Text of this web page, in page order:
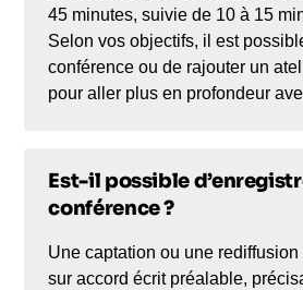
45 minutes, suivie de 10 à 15
Selon vos objectifs, il est
conférence ou de rajouter un
pour aller plus en profondeur
Est-il possible
conférence ?
Une captation ou une
sur accord écrit préalable,